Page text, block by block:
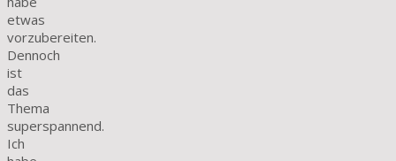
etwas
vorzubereiten.
Dennoch
ist
das
Thema
superspannend.
Ich